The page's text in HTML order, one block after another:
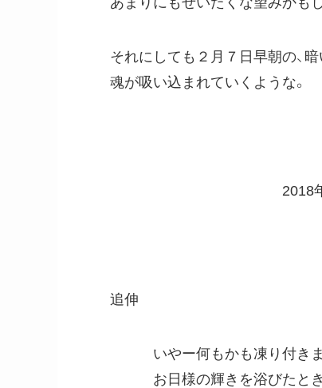
それにしても２月７日早朝の、
魂が吸い込まれていくような。
2018年２月
追伸
いやー何もかも凍り付きまし
お日様の輝きを浴びたときは